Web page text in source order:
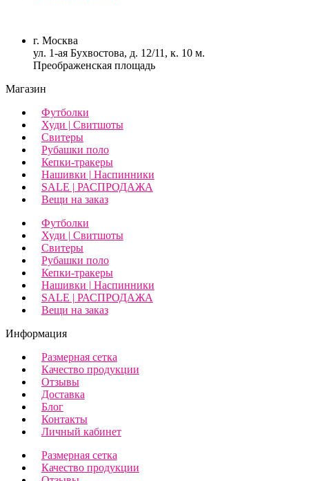
г. Москва
ул. 1-ая Бухвостова, д. 12/11, к. 10 м.
Преображенская площадь
Магазин
Футболки
Худи | Свитшоты
Свитеры
Рубашки поло
Кепки-тракеры
Нашивки | Наспинники
SALE | РАСПРОДАЖА
Вещи на заказ
Футболки
Худи | Свитшоты
Свитеры
Рубашки поло
Кепки-тракеры
Нашивки | Наспинники
SALE | РАСПРОДАЖА
Вещи на заказ
Информация
Размерная сетка
Качество продукции
Отзывы
Доставка
Блог
Контакты
Личный кабинет
Размерная сетка
Качество продукции